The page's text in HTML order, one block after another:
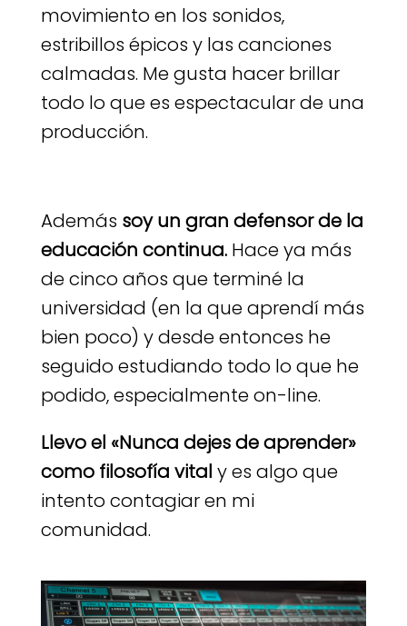
movimiento en los sonidos,
estribillos épicos y las canciones
calmadas. Me gusta hacer brillar
todo lo que es espectacular de una
producción.
Además soy un gran defensor de la
educación continua.Hace ya más
de cinco años que terminé la
universidad (en la que aprendí más
bien poco) y desde entonces he
seguido estudiando todo lo que he
podido, especialmente on-line.
Llevo el «Nunca dejes de aprender»
como filosofía vital y es algo que
intento contagiar en mi
comunidad.